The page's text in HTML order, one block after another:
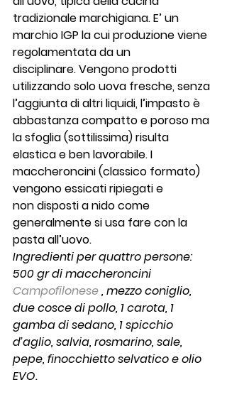
tradizionale marchigiana. E’ un
marchio IGP la cui produzione viene
regolamentata da un
disciplinare. Vengono prodotti
utilizzando solo uova fresche, senza
l’aggiunta di altri liquidi, l’impasto è
abbastanza compatto e poroso ma
la sfoglia (sottilissima) risulta
elastica e ben lavorabile. I
maccheroncini (classico formato)
vengono essicati ripiegati e
non disposti a nido come
generalmente si usa fare con la
pasta all’uovo.
Ingredienti per quattro persone:
500 gr di maccheroncini
Campofilonese , mezzo coniglio,
due cosce di pollo, 1 carota, 1
gamba di sedano, 1 spicchio
d’aglio, salvia, rosmarino, sale,
pepe, finocchietto selvatico e olio
EVO.